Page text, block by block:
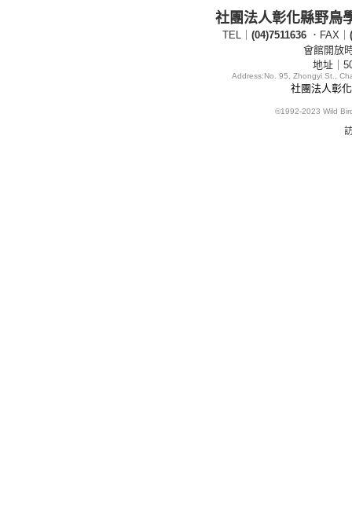
社團法人彰化縣野鳥
TEL｜ (04)7511636 ．FAX｜
會館開放
地址｜
Address:No. 95, Zhongyi St.,
社團法人彰
©1992-2023 Wild